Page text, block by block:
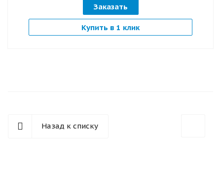
Заказать
Купить в 1 клик
Назад к списку